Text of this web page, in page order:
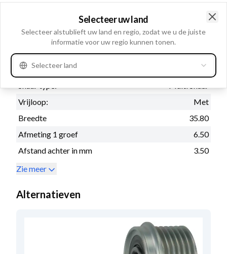
Fysieke informatie
Draairichting
Rechtsom
Schroefdraad
M16-1.50
Buitendiameter
53.60
Vrijloop:
Met
Breedte
35.80
Afmeting 1 groef
6.50
Afstand achter in mm
3.50
Zie meer
Alternatieven
Selecteer uw land
Selecteer alstublieft uw land en regio, zodat we u de juiste
informatie voor uw regio kunnen tonen.
Selecteer land